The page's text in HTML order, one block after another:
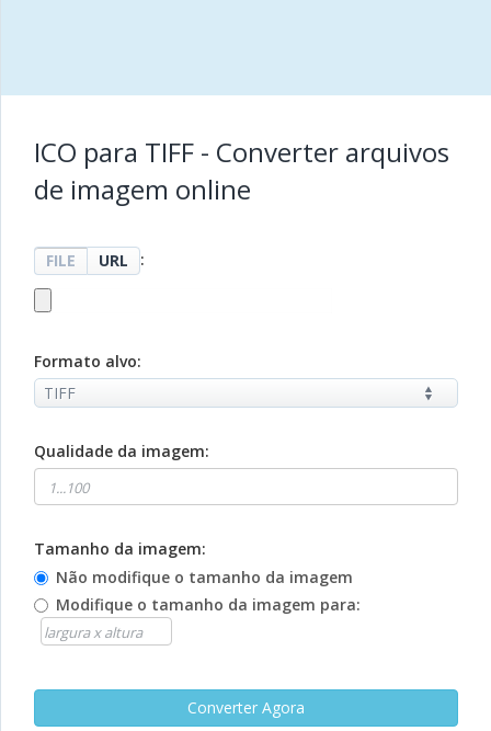
ICO para TIFF - Converter arquivos
de imagem online
FILE URL :
Formato alvo:
Qualidade da imagem:
Tamanho da imagem:
Não modifique o tamanho da imagem
Modifique o tamanho da imagem para: